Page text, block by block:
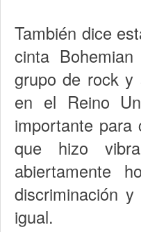
También dice
cinta
grupo de rock y
en el Reino
importante para
que hizo
abiertamente
discriminación
igual.